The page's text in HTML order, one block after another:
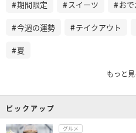
期間限定 スイーツ お
今週の運勢 テイクアウト
夏
もっと
ピックアップ
グルメ